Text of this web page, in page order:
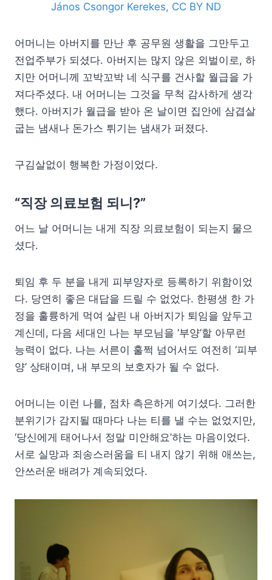
János Csongor Kerekes, CC BY ND
어머니는 아버지를 만난 후 공무원 생활을 그만두고
전업주부가 되셨다. 아버지는 많지 않은 외벌이로, 하
지만 어머니께 꼬박꼬박 네 식구를 건사할 월급을 가
져다주셨다. 내 어머니는 그것을 무척 감사하게 생각
했다. 아버지가 월급을 받아 온 날이면 집안에 삼겹살
굽는 냄새나 돈가스 튀기는 냄새가 퍼졌다.
구김살없이 행복한 가정이었다.
“직장 의료보험 되니?”
어느 날 어머니는 내게 직장 의료보험이 되는지 물으
셨다.
퇴임 후 두 분을 내게 피부양자로 등록하기 위함이었
다. 당연히 좋은 대답을 드릴 수 없었다. 한평생 한 가
정을 훌륭하게 먹여 살린 내 아버지가 퇴임을 앞두고
계신데, 다음 세대인 나는 부모님을 ‘부양’할 아무런
능력이 없다. 나는 서른이 훌쩍 넘어서도 여전히 ‘피부
양’ 상태이며, 내 부모의 보호자가 될 수 없다.
어머니는 이런 나를, 점차 측은하게 여기셨다. 그러한
분위기가 감지될 때마다 나는 티를 낼 수는 없었지만,
‘당신에게 태어나서 정말 미안해요’하는 마음이었다.
서로 실망과 죄송스러움을 티 내지 않기 위해 애쓰는,
안쓰러운 배려가 계속되었다.